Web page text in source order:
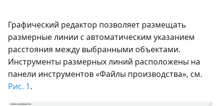
Графический редактор позволяет размещать
размерные линии с автоматическим указанием
расстояния между выбранными объектами.
Инструменты размерных линий расположены на
панели инструментов «Файлы производства», см.
Рис. 1.